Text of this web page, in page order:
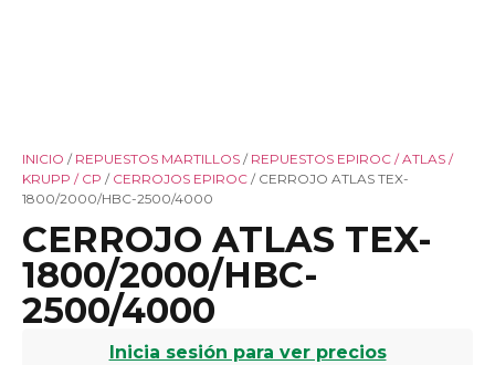
INICIO / REPUESTOS MARTILLOS / REPUESTOS EPIROC / ATLAS /
KRUPP / CP / CERROJOS EPIROC / CERROJO ATLAS TEX-
1800/2000/HBC-2500/4000
CERROJO ATLAS TEX-
1800/2000/HBC-
2500/4000
Inicia sesión para ver precios